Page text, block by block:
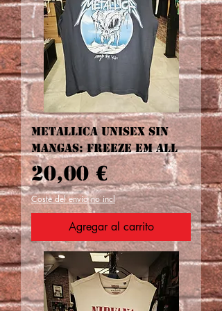
Metallica unisex sin
mangas: Freeze em All
Precio
20,00 €
Coste del envío no incl
Agregar al carrito